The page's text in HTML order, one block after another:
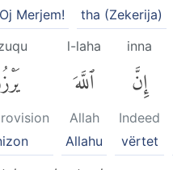
tha (Zekerija)
Merjem!
inna
إِنَّ
Indeed
vërtet
l-laha
ٱللَّهَ
Allah
Allahu